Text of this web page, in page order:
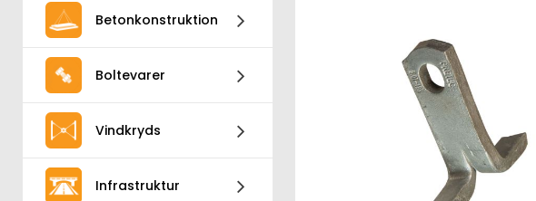
Betonkonstruktion
Boltevarer
Vindkryds
Infrastruktur